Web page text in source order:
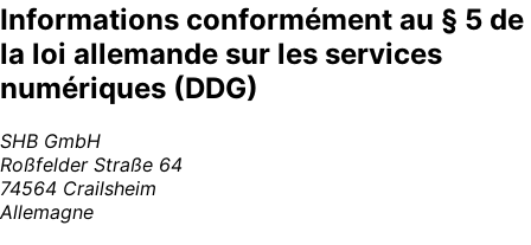
Informations conformément au § 5 de
la loi allemande sur les services
numériques (DDG)
SHB GmbH
Roßfelder Straße 64
74564 Crailsheim
Allemagne